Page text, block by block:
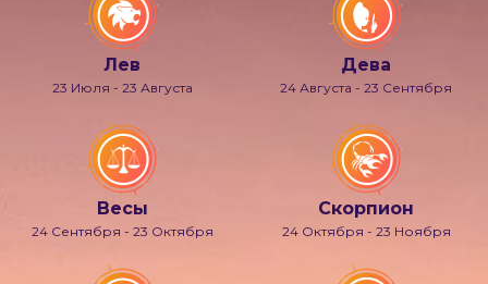
Лев
23 Июля - 23 Августа
Дева
24 Августа - 23 Сентября
Весы
24 Сентября - 23 Октября
Скорпион
24 Октября - 23 Ноября